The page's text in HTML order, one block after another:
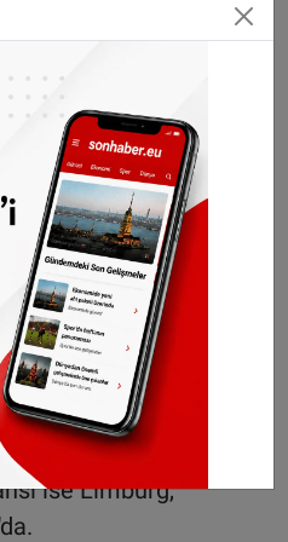
değil aynı
vurgu yapıldı.
göre, bekar bir
konut bulma şansı
yıl yüzde 1’e düşmüş
biraz daha fazla:
göre konut bulma
yüzde 20’ye geriledi.
büyük şehirlerde
Bölge olarak
bölgeler Flevoland,
Tek gelirli bekarların
ise Limburg,